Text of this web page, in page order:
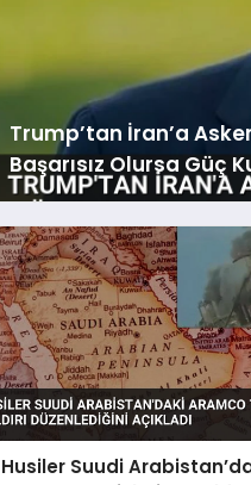
Trump’tan İran’a
Başarısız Olursa Güç
Husiler Suudi